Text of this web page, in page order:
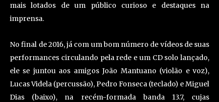
mais lotados de um público curioso e destaques na
imprensa.
No final de 2016, já com um bom número de vídeos de suas
performances circulando pela rede e um CD solo lançado,
ele se juntou aos amigos João Mantuano (violão e voz),
Lucas Videla (percussão), Pedro Fonseca (teclado) e Miguel
Dias (baixo), na recém-formada banda 13.7, cujas